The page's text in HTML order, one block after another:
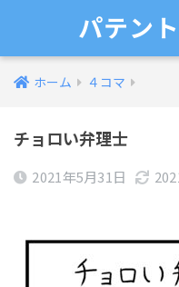
パテン
ホーム ４コマ
チョロい弁理士
2021年5月31日